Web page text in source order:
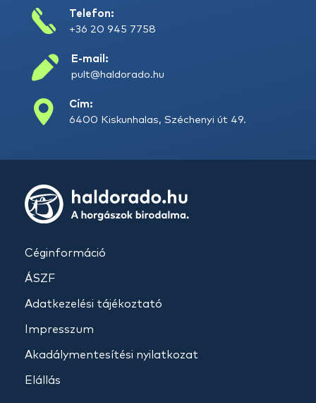
Telefon:
+36 20 945 7758
E-mail:
pult@haldorado.hu
Cím:
6400 Kiskunhalas, Széchenyi út 49.
Céginformáció
ÁSZF
Adatkezelési tájékoztató
Impresszum
Akadálymentesítési nyilatkozat
Elállás